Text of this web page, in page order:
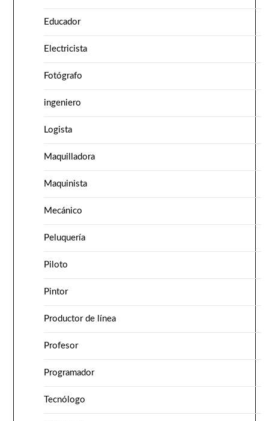
Educador
Electricista
Fotógrafo
ingeniero
Logista
Maquilladora
Maquinista
Mecánico
Peluquería
Piloto
Pintor
Productor de línea
Profesor
Programador
Tecnólogo